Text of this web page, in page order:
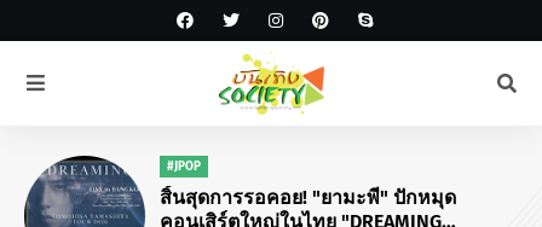
#JPOP
สิ้นสุดการรอคอย! "ยามะพี" ปักหมุด
คอนเสิร์ตใหญ่ในไทย "DREAMING